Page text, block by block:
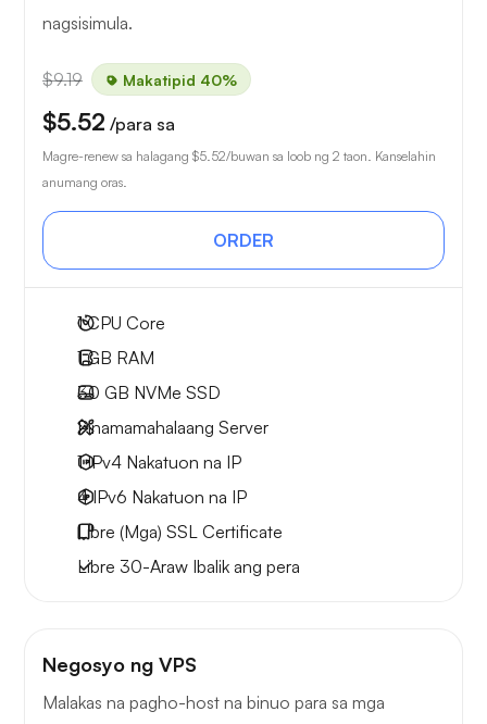
nagsisimula.
$9.19 Makatipid 40%
$5.52 /para sa
Magre-renew sa halagang $5.52/buwan sa loob ng 2 taon. Kanselahin
anumang oras.
ORDER
1CPU Core
1 GB RAM
30 GB NVMe SSD
Pinamamahalaang Server
1 IPv4 Nakatuon na IP
4 IPv6 Nakatuon na IP
Libre (Mga) SSL Certificate
Libre 30-Araw Ibalik ang pera
Negosyo ng VPS
Malakas na pagho-host na binuo para sa mga